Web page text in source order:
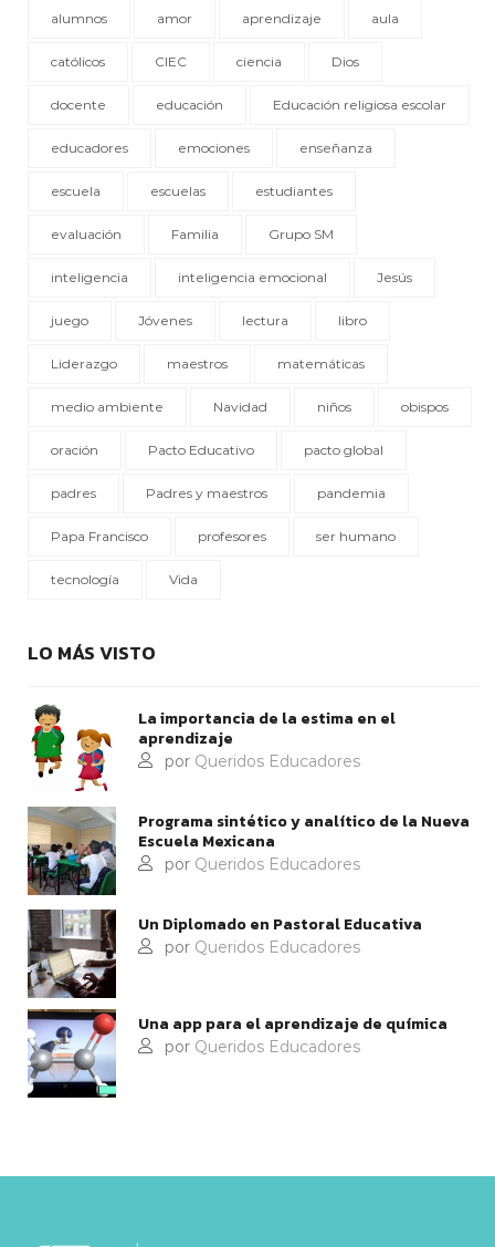
alumnos amor aprendizaje aula
católicos CIEC ciencia Dios
docente educación Educación religiosa escolar
educadores emociones enseñanza
escuela escuelas estudiantes
evaluación Familia Grupo SM
inteligencia inteligencia emocional Jesús
juego Jóvenes lectura libro
Liderazgo maestros matemáticas
medio ambiente Navidad niños obispos
oración Pacto Educativo pacto global
padres Padres y maestros pandemia
Papa Francisco profesores ser humano
tecnología Vida
LO MÁS VISTO
La importancia de la estima en el
aprendizaje
por Queridos Educadores
Programa sintético y analítico de la Nueva
Escuela Mexicana
por Queridos Educadores
Un Diplomado en Pastoral Educativa
por Queridos Educadores
Una app para el aprendizaje de química
por Queridos Educadores